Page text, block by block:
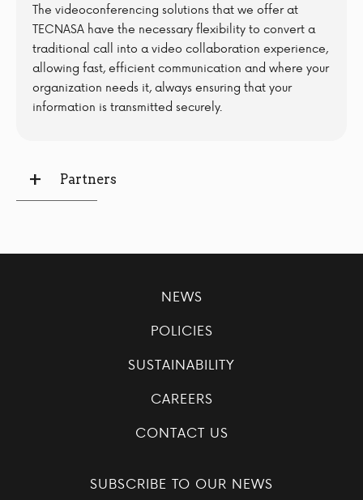
The videoconferencing solutions that we offer at
TECNASA have the necessary flexibility to convert a
traditional call into a video collaboration experience,
allowing fast, efficient communication and where your
organization needs it, always ensuring that your
information is transmitted securely.
Partners
NEWS
POLICIES
SUSTAINABILITY
CAREERS
CONTACT US
SUBSCRIBE TO OUR NEWS